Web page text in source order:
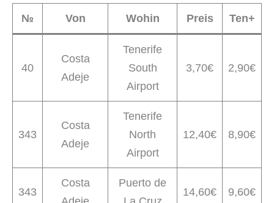
№ Von Wohin Preis Ten+
40
Costa
Adeje
Tenerife
South
Airport
3,70€ 2,90€
343
Costa
Adeje
Tenerife
North
Airport
12,40€ 8,90€
343
Costa
Puerto de
14,60€ 9,60€